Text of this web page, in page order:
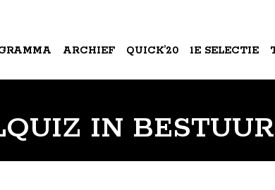
ARCHIEF QUICK’20 1E SELECTIE
IN